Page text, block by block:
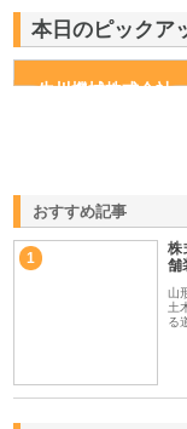
本日のピックア
生川機械株式会社
おすすめ記事
1
株
舗
山
土
る